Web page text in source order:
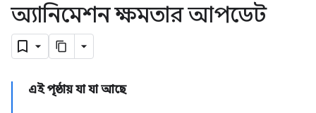
অ্যানিমেশন ক্ষমতার আপডেট
এই পৃষ্ঠায় যা যা আছে